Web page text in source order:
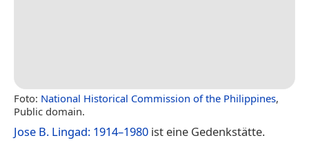
Foto: National Historical Commission of the Philippines,
Public domain.
Jose B. Lingad: 1914–1980 ist eine Gedenkstätte.